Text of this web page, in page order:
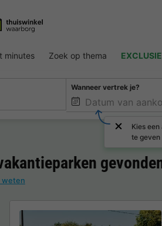
minutes Zoek op thema
Wanneer vertrek je?
Kies
te geven
weten